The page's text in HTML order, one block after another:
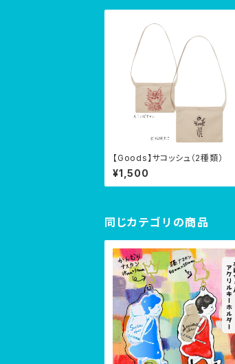
【Goods】サコッシュ（2種類）
¥1,500
同じカテゴリの商品